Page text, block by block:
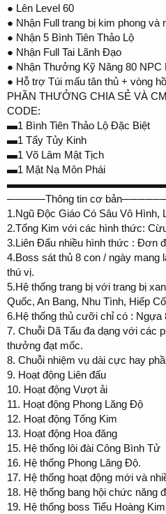
● Lên Level 60
● Nhận Full trang bị kim phong và
● Nhận 5 Bình Tiên Thảo Lộ
● Nhận Full Tai Lãnh Đạo
● Nhận Thưởng Kỹ Năng 80 NPC
● Hỗ trợ Túi mấu tân thủ + vòng
PHẦN THƯỞNG CHIA SẺ VÀ
CODE:
▬1 Bình Tiên Thảo Lộ Đặc Biệt
▬1 Tẩy Tủy Kinh
▬1 Võ Lâm Mật Tịch
▬1 Mật Nạ Môn Phái
─────Thông tin cơ
1.Ngũ Độc Giáo Có Sâu Vô Hình,
2.Tống Kim với các hình thức:
3.Liên Đấu nhiều hình thức : Đơn
4.Boss sát thủ 8 con / ngày mang
thú vị.
5.Hệ thống trang bị với trang bị
Quốc, An Bang, Nhu Tình, Hiếp
6.Hệ thống thủ cưỡi chỉ có : Ngựa
7. Chuỗi Dã Tẩu đa dạng với các
thưởng đạt mốc.
8. Chuỗi nhiệm vụ dài cực hay
9. Hoạt động Liên đấu
10. Hoạt động Vượt ải
11. Hoạt động Phong Lăng Độ
12. Hoạt động Tống Kim
13. Hoạt động Hoa đăng
15. Hệ thống lôi đài Công Bình Tử
16. Hệ thống Phong Lăng Độ.
17. Hệ thống hoạt động mới và
18. Hệ thống bang hội chức năng
19. Hệ thống boss Tiểu Hoàng